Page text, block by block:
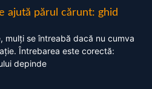
ajută părul cărunt: ghid
mulți se întreabă dacă nu cumva
Întrebarea este corectă:
depinde